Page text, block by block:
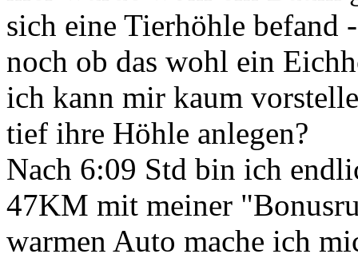
sich eine Tierhöhle befand
noch ob das wohl ein
ich kann mir kaum
tief ihre Höhle anlegen?
Nach 6:09 Std bin ich
47KM mit meiner
warmen Auto mache ich